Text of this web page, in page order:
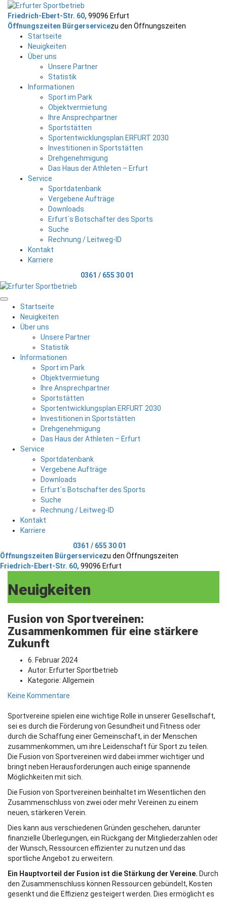
Friedrich-Ebert-Str. 60, 99096 Erfurt
Öffnungszeiten Bürgerservicezu den Öffnungszeiten
Startseite
Neuigkeiten
Über uns
Unsere Partner
Statistik
Informationen
Sport im Park
Objektvermietung
Ihre Ansprechpartner
Sportstätten
Sportentwicklungsplan ERFURT 2030
Investitionen in Sportstätten
Drehgenehmigung
Das Haus der Athleten – Erfurt
Service
Sportdatenbank
Vergebene Aufträge
Downloads
Erfurt´s Botschafter des Sports
Suche
Rechnung / Leitweg-ID
Kontakt
Karriere
0361 / 655 30 01
MenuStartseite
Neuigkeiten
Über uns
Unsere Partner
Statistik
Informationen
Sport im Park
Objektvermietung
Ihre Ansprechpartner
Sportstätten
Sportentwicklungsplan ERFURT 2030
Investitionen in Sportstätten
Drehgenehmigung
Das Haus der Athleten – Erfurt
Service
Sportdatenbank
Vergebene Aufträge
Downloads
Erfurt´s Botschafter des Sports
Suche
Rechnung / Leitweg-ID
Kontakt
Karriere
0361 / 655 30 01
Öffnungszeiten Bürgerservicezu den Öffnungszeiten
Friedrich-Ebert-Str. 60, 99096 Erfurt
Neuigkeiten
Fusion von Sportvereinen:
Zusammenkommen für eine stärkere
Zukunft
6. Februar 2024
Autor: Erfurter Sportbetrieb
Kategorie: Allgemein
Keine Kommentare
Sportvereine spielen eine wichtige Rolle in unserer Gesellschaft,
sei es durch die Förderung von Gesundheit und Fitness oder
durch die Schaffung einer Gemeinschaft, in der Menschen
zusammenkommen, um ihre Leidenschaft für Sport zu teilen.
Die Fusion von Sportvereinen wird dabei immer wichtiger und
bringt neben Herausforderungen auch einige spannende
Möglichkeiten mit sich.
Die Fusion von Sportvereinen beinhaltet im Wesentlichen den
Zusammenschluss von zwei oder mehr Vereinen zu einem
neuen, stärkeren Verein.
Dies kann aus verschiedenen Gründen geschehen, darunter
finanzielle Überlegungen, ein Rückgang der Mitgliederzahlen oder
der Wunsch, Ressourcen effizienter zu nutzen und das
sportliche Angebot zu erweitern.
Ein Hauptvorteil der Fusion ist die Stärkung der Vereine. Durch
den Zusammenschluss können Ressourcen gebündelt, Kosten
gesenkt und die Effizienz gesteigert werden. Dies ermöglicht es